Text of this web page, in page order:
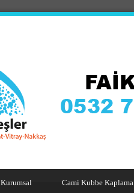
Kurumsal Cami Kubbe Kaplama